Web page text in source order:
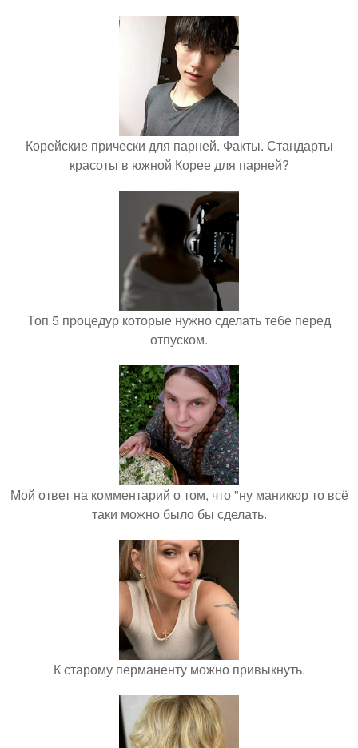
Корейские прически для парней. Факты. Стандарты
красоты в южной Корее для парней?
Топ 5 процедур которые нужно сделать тебе перед
отпуском.
Мой ответ на комментарий о том, что "ну маникюр то всё
таки можно было бы сделать.
К старому перманенту можно привыкнуть.